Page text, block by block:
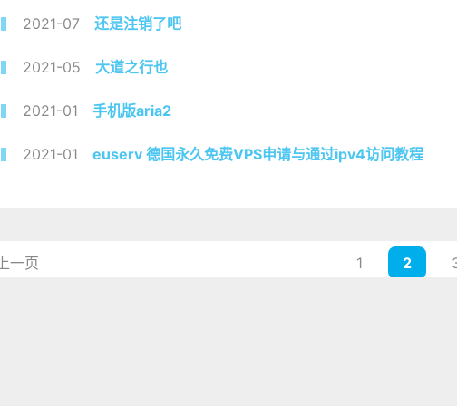
2021-07 还是注销了吧
2021-05 大道之行也
2021-01 手机版aria2
2021-01 euserv 德国永久免费VPS申请与通过ipv4访问教程
一页 1 2